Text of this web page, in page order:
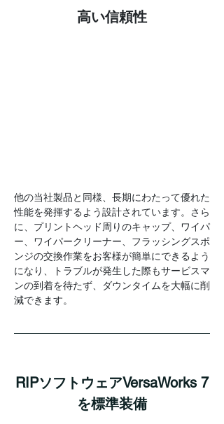
高い信頼性
他の当社製品と同様、長期にわたって優れた
性能を発揮するよう設計されています。さら
に、プリントヘッド周りのキャップ、ワイパ
ー、ワイパークリーナー、フラッシングスポ
ンジの交換作業をお客様が簡単にできるよう
になり、トラブルが発生した際もサービスマ
ンの到着を待たず、ダウンタイムを大幅に削
減できます。
RIPソフトウェアVersaWorks 7
を標準装備